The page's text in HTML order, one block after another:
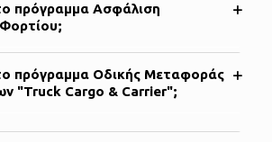
πρόγραμμα Ασφάλιση
πρόγραμμα Οδικής Μεταφοράς
"Truck Cargo & Carrier";